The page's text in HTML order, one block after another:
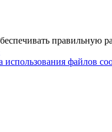
правильную
использования файлов